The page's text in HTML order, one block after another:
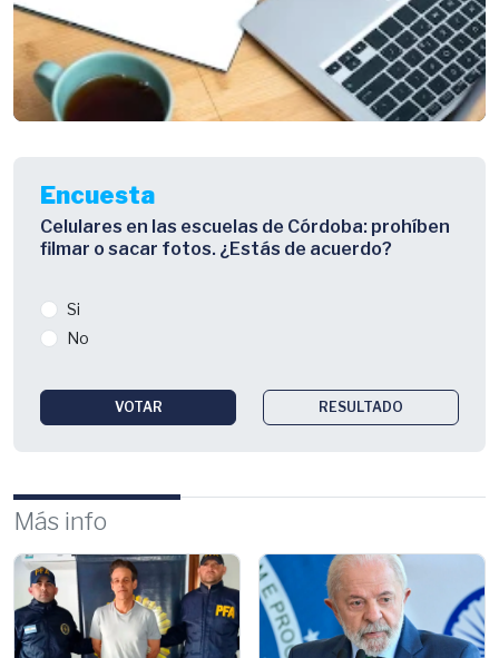
Encuesta
Celulares en las escuelas de Córdoba: prohíben
filmar o sacar fotos. ¿Estás de acuerdo?
Si
No
VOTAR RESULTADO
Más info